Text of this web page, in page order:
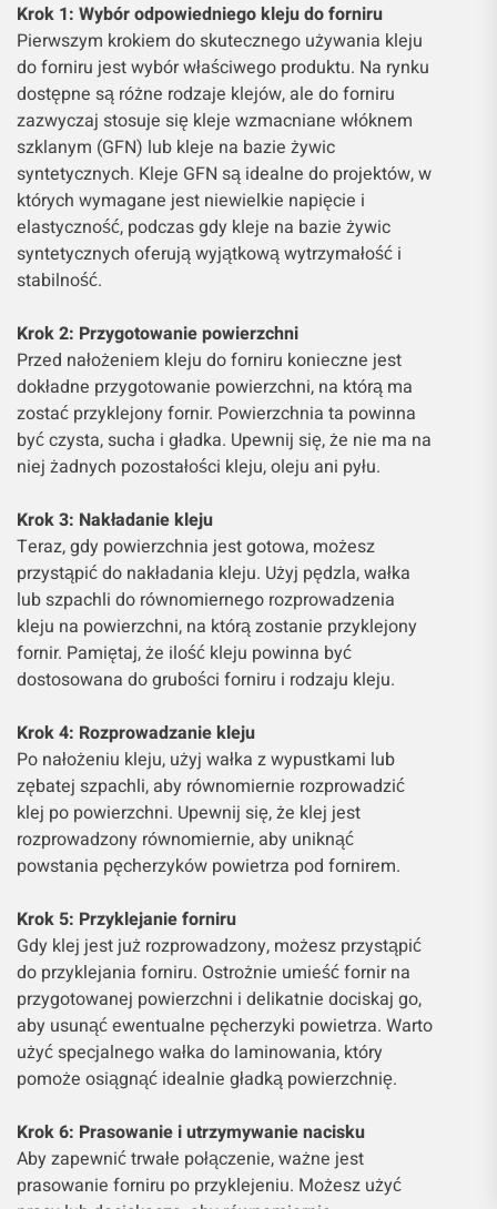
Krok 1: Wybór odpowiedniego kleju do forniru
Pierwszym krokiem do skutecznego używania kleju
do forniru jest wybór właściwego produktu. Na rynku
dostępne są różne rodzaje klejów, ale do forniru
zazwyczaj stosuje się kleje wzmacniane włóknem
szklanym (GFN) lub kleje na bazie żywic
syntetycznych. Kleje GFN są idealne do projektów, w
których wymagane jest niewielkie napięcie i
elastyczność, podczas gdy kleje na bazie żywic
syntetycznych oferują wyjątkową wytrzymałość i
stabilność.
Krok 2: Przygotowanie powierzchni
Przed nałożeniem kleju do forniru konieczne jest
dokładne przygotowanie powierzchni, na którą ma
zostać przyklejony fornir. Powierzchnia ta powinna
być czysta, sucha i gładka. Upewnij się, że nie ma na
niej żadnych pozostałości kleju, oleju ani pyłu.
Krok 3: Nakładanie kleju
Teraz, gdy powierzchnia jest gotowa, możesz
przystąpić do nakładania kleju. Użyj pędzla, wałka
lub szpachli do równomiernego rozprowadzenia
kleju na powierzchni, na którą zostanie przyklejony
fornir. Pamiętaj, że ilość kleju powinna być
dostosowana do grubości forniru i rodzaju kleju.
Krok 4: Rozprowadzanie kleju
Po nałożeniu kleju, użyj wałka z wypustkami lub
zębatej szpachli, aby równomiernie rozprowadzić
klej po powierzchni. Upewnij się, że klej jest
rozprowadzony równomiernie, aby uniknąć
powstania pęcherzyków powietrza pod fornirem.
Krok 5: Przyklejanie forniru
Gdy klej jest już rozprowadzony, możesz przystąpić
do przyklejania forniru. Ostrożnie umieść fornir na
przygotowanej powierzchni i delikatnie dociskaj go,
aby usunąć ewentualne pęcherzyki powietrza. Warto
użyć specjalnego wałka do laminowania, który
pomoże osiągnąć idealnie gładką powierzchnię.
Krok 6: Prasowanie i utrzymywanie nacisku
Aby zapewnić trwałe połączenie, ważne jest
prasowanie forniru po przyklejeniu. Możesz użyć